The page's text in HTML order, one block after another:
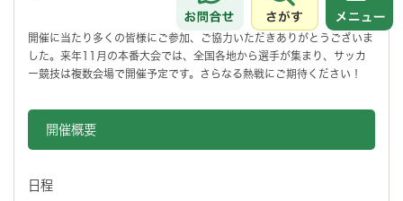
さがす
開催に当たり多くの皆様にご参加、ご協力いただきありがとうございま
した。来年11月の本番大会では、全国各地から選手が集まり、サッカ
ー競技は複数会場で開催予定です。さらなる熱戦にご期待ください！
開催概要
日程